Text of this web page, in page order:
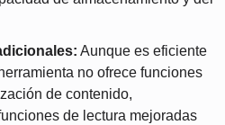
Aunque es eficiente
no ofrece funciones
de contenido,
de lectura mejoradas